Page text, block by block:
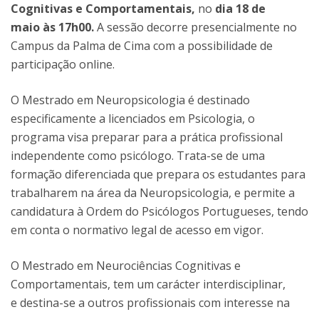
Cognitivas e Comportamentais, no dia 18 de
maio às 17h00.A sessão decorre presencialmente no
Campus da Palma de Cima com a possibilidade de
participação online.
O Mestrado em Neuropsicologia é destinado
especificamente a licenciados em Psicologia, o
programa visa preparar para a prática profissional
independente como psicólogo. Trata-se de uma
formação diferenciada que prepara os estudantes para
trabalharem na área da Neuropsicologia, e permite a
candidatura à Ordem do Psicólogos Portugueses, tendo
em conta o normativo legal de acesso em vigor.
O Mestrado em Neurociências Cognitivas e
Comportamentais, tem um carácter interdisciplinar,
e destina-se a outros profissionais com interesse na